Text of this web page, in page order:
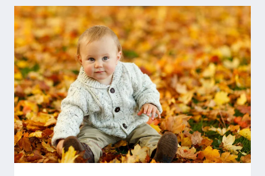
„BLACK
MASS“
VOR
DEM
KANSAS
STATE
CAPITOL,
USA